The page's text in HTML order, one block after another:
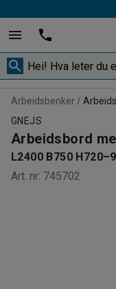
Arbeidsbenker
GNEJS
Arbeidsbord
L2400 B750
Art. nr: 745702